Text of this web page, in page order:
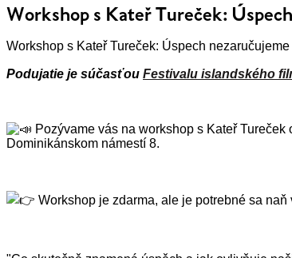
Workshop s Kateř Tureček:
Workshop s Kateř Tureček: Úspech
Podujatie je súčasťou Festivalu islandského
Pozývame vás na workshop s Kateř
Dominikánskom námestí 8.
Workshop je zdarma, ale je potrebné sa naň